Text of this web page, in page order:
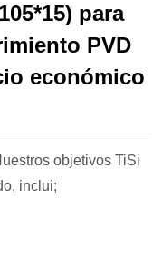
para
PVD
económico
objetivos TiSi
inclui;